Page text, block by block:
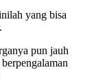
yang bisa
pun jauh